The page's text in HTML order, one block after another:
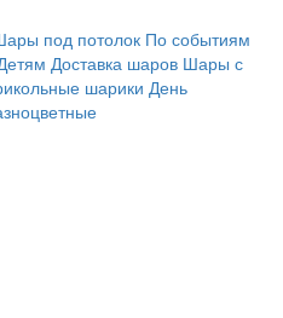
под потолок По событиям
Доставка шаров Шары с
шарики День